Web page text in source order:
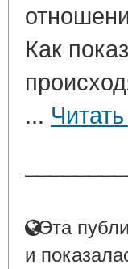
Как
...
Эта
и